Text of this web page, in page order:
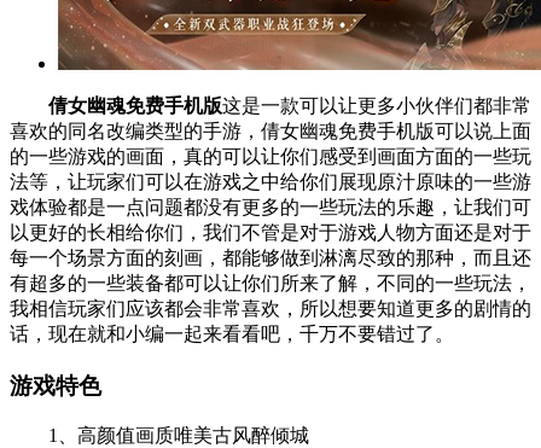
倩女幽魂免费手机版这是一款可以让更多小伙伴们都非常
喜欢的同名改编类型的手游，倩女幽魂免费手机版可以说上面
的一些游戏的画面，真的可以让你们感受到画面方面的一些玩
法等，让玩家们可以在游戏之中给你们展现原汁原味的一些游
戏体验都是一点问题都没有更多的一些玩法的乐趣，让我们可
以更好的长相给你们，我们不管是对于游戏人物方面还是对于
每一个场景方面的刻画，都能够做到淋漓尽致的那种，而且还
有超多的一些装备都可以让你们所来了解，不同的一些玩法，
我相信玩家们应该都会非常喜欢，所以想要知道更多的剧情的
话，现在就和小编一起来看看吧，千万不要错过了。
游戏特色
1、高颜值画质唯美古风醉倾城